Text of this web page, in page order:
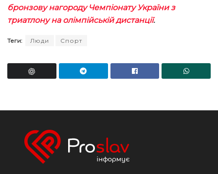
бронзову нагороду Чемпіонату України з
триатлону на олімпійській дистанції.
Теги: Люди Спорт